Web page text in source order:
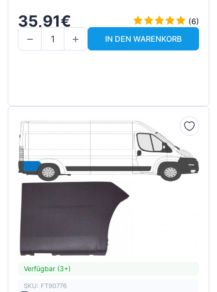
35,91€
(6)
IN DEN WARENKORB
Verfügbar (3+)
SKU: FT90776